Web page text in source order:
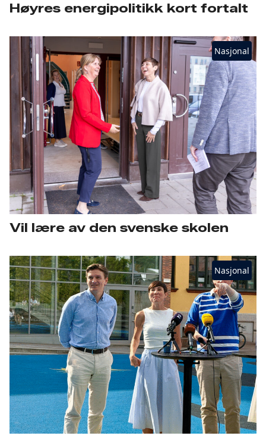
Høyres energipolitikk kort fortalt
Nasjonal
Vil lære av den svenske skolen
Nasjonal